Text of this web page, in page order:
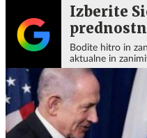
Izberite
Bodite hitro in
aktualne in